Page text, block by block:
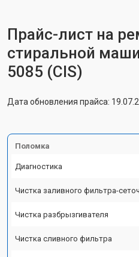
Прайс-лист на
стиральной
5085 (CIS)
Дата обновления прайса:
Поломка
Диагностика
Чистка заливного фильтра-
Чистка разбрызгивателя
Чистка сливного фильтра